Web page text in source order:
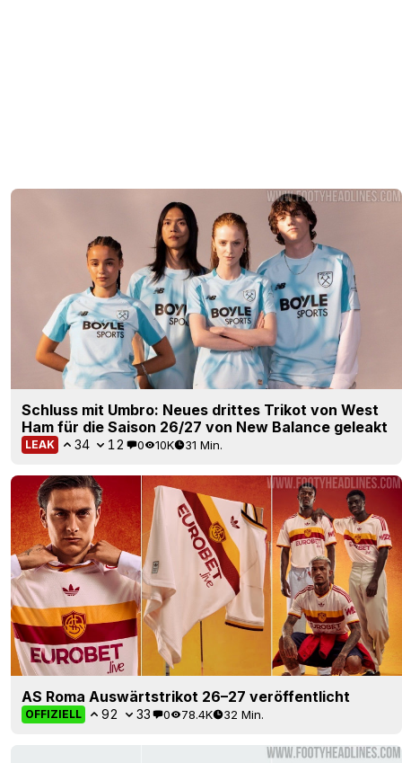
Schluss mit Umbro: Neues drittes Trikot von West
Ham für die Saison 26/27 von New Balance geleakt
LEAK 34 12 0 10K 31 Min.
AS Roma Auswärtstrikot 26–27 veröffentlicht
OFFIZIELL 92 33 0 78.4K 32 Min.